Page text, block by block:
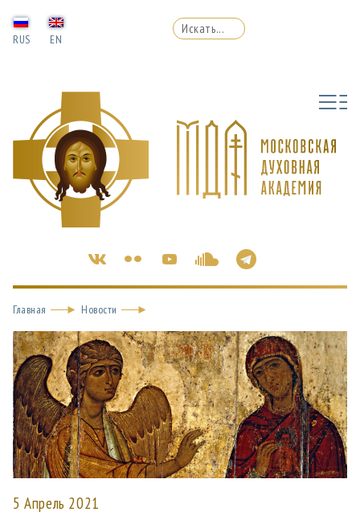
RUS EN
Главная Новости
5 Апрель 2021